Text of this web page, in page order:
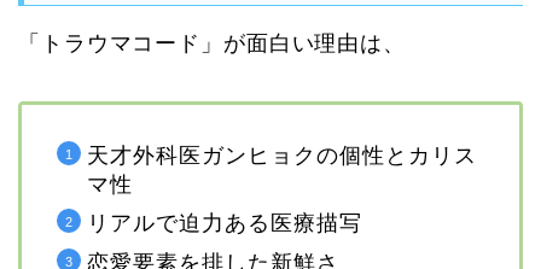
「トラウマコード」が面白い理由は、
天才外科医ガンヒョクの個性とカリス
マ性
リアルで迫力ある医療描写
恋愛要素を排した新鮮さ